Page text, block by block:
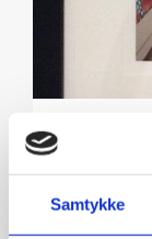
Samtykke